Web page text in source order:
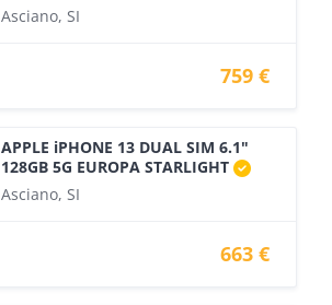
Asciano, SI
759 €
APPLE iPHONE 13 DUAL SIM 6.1"
128GB 5G EUROPA STARLIGHT
Asciano, SI
663 €